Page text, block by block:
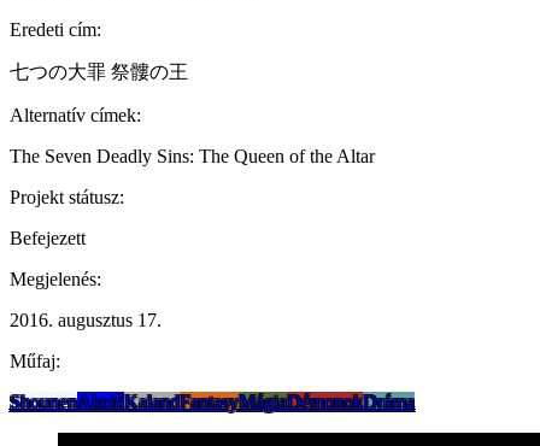
Eredeti cím:
七つの大罪 祭髏の王
Alternatív címek:
The Seven Deadly Sins: The Queen of the Altar
Projekt státusz:
Befejezett
Megjelenés:
2016. augusztus 17.
Műfaj:
ShounenAkcióKalandFantasyMágiaDémonokDráma